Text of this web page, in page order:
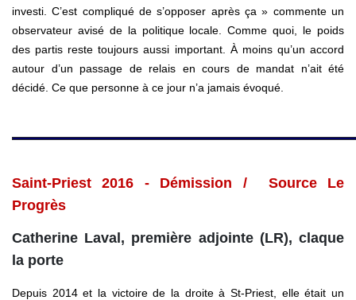
investi. C’est compliqué de s’opposer après ça » commente un
observateur avisé de la politique locale. Comme quoi, le poids
des partis reste toujours aussi important. À moins qu’un accord
autour d’un passage de relais en cours de mandat n’ait été
décidé. Ce que personne à ce jour n’a jamais évoqué.
Saint-Priest 2016 - Démission / Source Le
Progrès
Catherine Laval, première adjointe (LR), claque
la porte
Depuis 2014 et la victoire de la droite à St-Priest, elle était un